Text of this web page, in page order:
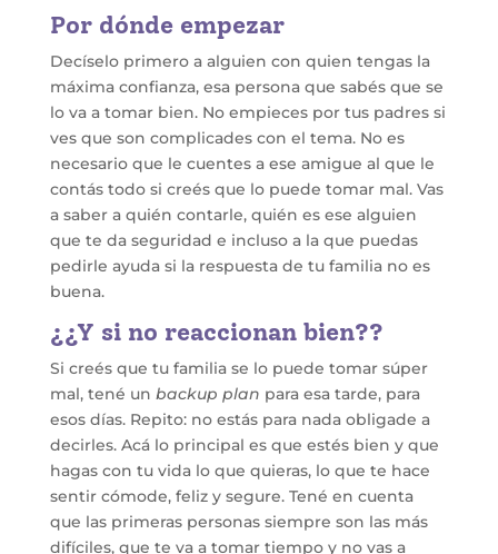
Por dónde empezar
Decíselo primero a alguien con quien tengas la
máxima confianza, esa persona que sabés que se
lo va a tomar bien. No empieces por tus padres si
ves que son complicades con el tema. No es
necesario que le cuentes a ese amigue al que le
contás todo si creés que lo puede tomar mal. Vas
a saber a quién contarle, quién es ese alguien
que te da seguridad e incluso a la que puedas
pedirle ayuda si la respuesta de tu familia no es
buena.
¿¿Y si no reaccionan bien??
Si creés que tu familia se lo puede tomar súper
mal, tené un backup plan para esa tarde, para
esos días. Repito: no estás para nada obligade a
decirles. Acá lo principal es que estés bien y que
hagas con tu vida lo que quieras, lo que te hace
sentir cómode, feliz y segure. Tené en cuenta
que las primeras personas siempre son las más
difíciles, que te va a tomar tiempo y no vas a